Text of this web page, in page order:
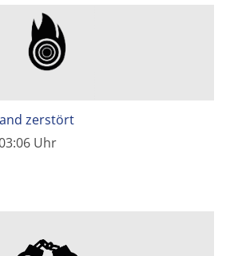
zerstört
Uhr